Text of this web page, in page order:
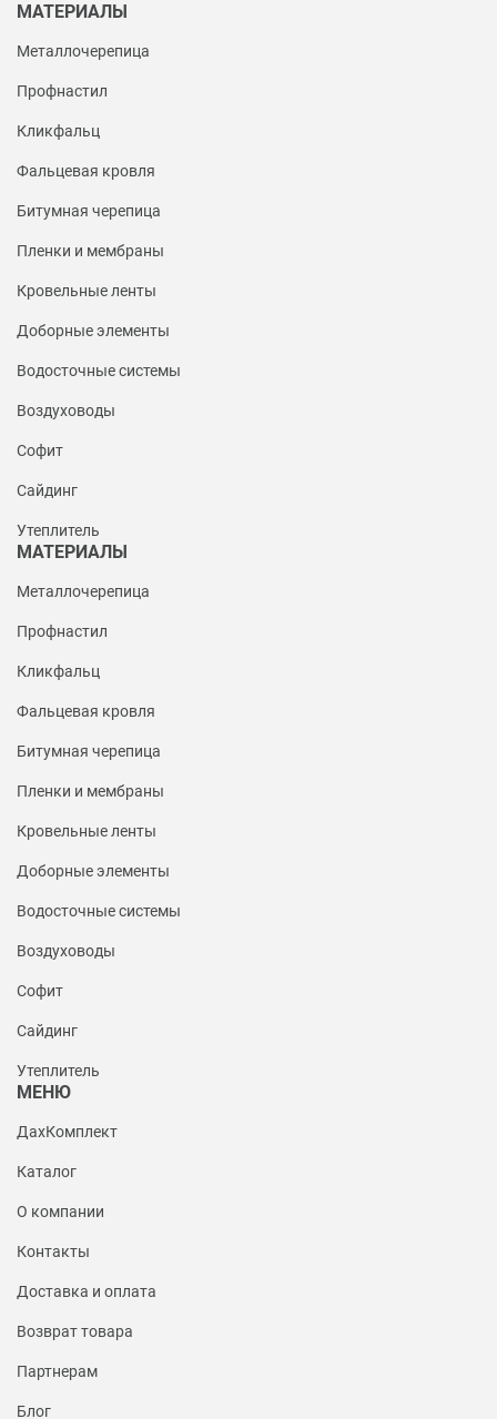
МАТЕРИАЛЫ
Металлочерепица
Профнастил
Кликфальц
Фальцевая кровля
Битумная черепица
Пленки и мембраны
Кровельные ленты
Доборные элементы
Водосточные системы
Воздуховоды
Софит
Сайдинг
Утеплитель
МАТЕРИАЛЫ
Металлочерепица
Профнастил
Кликфальц
Фальцевая кровля
Битумная черепица
Пленки и мембраны
Кровельные ленты
Доборные элементы
Водосточные системы
Воздуховоды
Софит
Сайдинг
Утеплитель
МЕНЮ
ДахКомплект
Каталог
О компании
Контакты
Доставка и оплата
Возврат товара
Партнерам
Блог